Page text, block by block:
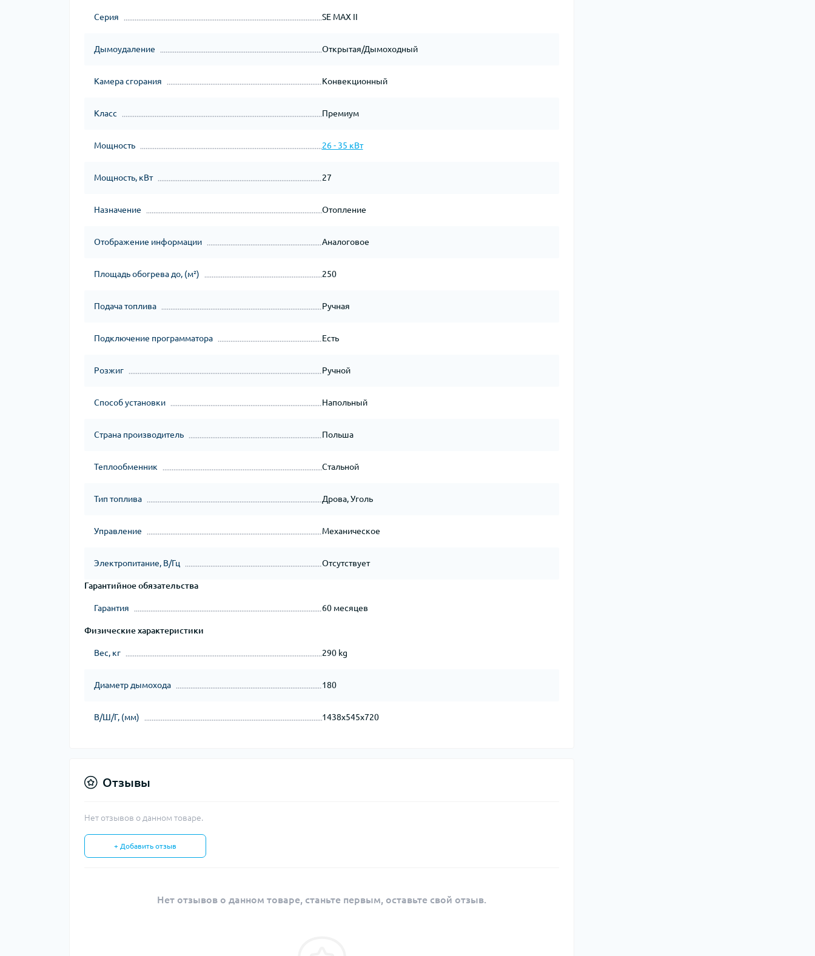
Серия SE MAX II
Дымоудаление Открытая/Дымоходный
Камера сгорания Конвекционный
Класс Премиум
Мощность 26 - 35 кВт
Мощность, кВт 27
Назначение Отопление
Отображение информации Аналоговое
Площадь обогрева до, (м²) 250
Подача топлива Ручная
Подключение программатора Есть
Розжиг Ручной
Способ установки Напольный
Страна производитель Польша
Теплообменник Стальной
Тип топлива Дрова, Уголь
Управление Механическое
Электропитание, В/Гц Отсутствует
Гарантийное обязательства
Гарантия 60 месяцев
Физические характеристики
Вес, кг 290 kg
Диаметр дымохода 180
В/Ш/Г, (мм) 1438х545х720
Отзывы
Нет отзывов о данном товаре.
+ Добавить отзыв
Нет отзывов о данном товаре, станьте первым, оставьте свой отзыв.